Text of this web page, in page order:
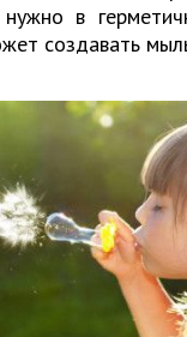
в
создавать